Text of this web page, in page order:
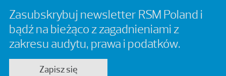
Zasubskrybuj newsletter RSM Poland i
bądź na bieżąco z zagadnieniami z
zakresu audytu, prawa i podatków.
Zapisz się